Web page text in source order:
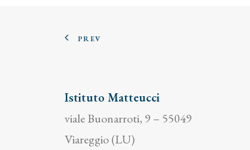
PREV
Istituto Matteucci
viale Buonarroti, 9 – 55049
Viareggio (LU)